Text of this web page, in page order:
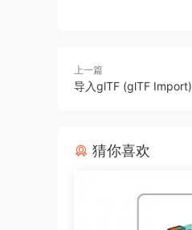
上一篇
导入glTF (glTF Import)
猜你喜欢